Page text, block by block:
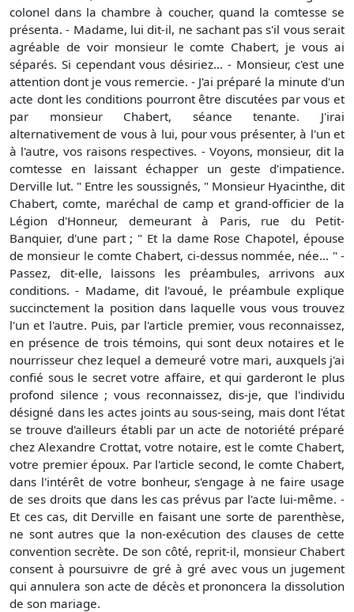
colonel dans la chambre à coucher, quand la comtesse se
présenta. - Madame, lui dit-il, ne sachant pas s'il vous serait
agréable de voir monsieur le comte Chabert, je vous ai
séparés. Si cependant vous désiriez... - Monsieur, c'est une
attention dont je vous remercie. - J'ai préparé la minute d'un
acte dont les conditions pourront être discutées par vous et
par monsieur Chabert, séance tenante. J'irai
alternativement de vous à lui, pour vous présenter, à l'un et
à l'autre, vos raisons respectives. - Voyons, monsieur, dit la
comtesse en laissant échapper un geste d'impatience.
Derville lut. " Entre les soussignés, " Monsieur Hyacinthe, dit
Chabert, comte, maréchal de camp et grand-officier de la
Légion d'Honneur, demeurant à Paris, rue du Petit-
Banquier, d'une part ; " Et la dame Rose Chapotel, épouse
de monsieur le comte Chabert, ci-dessus nommée, née... " -
Passez, dit-elle, laissons les préambules, arrivons aux
conditions. - Madame, dit l'avoué, le préambule explique
succinctement la position dans laquelle vous vous trouvez
l'un et l'autre. Puis, par l'article premier, vous reconnaissez,
en présence de trois témoins, qui sont deux notaires et le
nourrisseur chez lequel a demeuré votre mari, auxquels j'ai
confié sous le secret votre affaire, et qui garderont le plus
profond silence ; vous reconnaissez, dis-je, que l'individu
désigné dans les actes joints au sous-seing, mais dont l'état
se trouve d'ailleurs établi par un acte de notoriété préparé
chez Alexandre Crottat, votre notaire, est le comte Chabert,
votre premier époux. Par l'article second, le comte Chabert,
dans l'intérêt de votre bonheur, s'engage à ne faire usage
de ses droits que dans les cas prévus par l'acte lui-même. -
Et ces cas, dit Derville en faisant une sorte de parenthèse,
ne sont autres que la non-exécution des clauses de cette
convention secrète. De son côté, reprit-il, monsieur Chabert
consent à poursuivre de gré à gré avec vous un jugement
qui annulera son acte de décès et prononcera la dissolution
de son mariage.